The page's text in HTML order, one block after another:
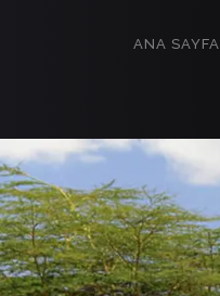
ANA SAYFA